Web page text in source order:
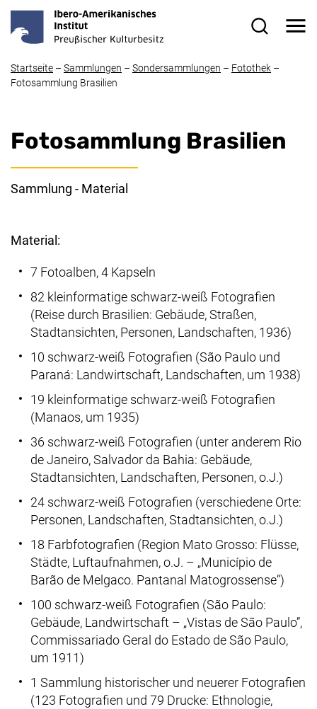
Startseite – Sammlungen – Sondersammlungen – Fotothek –
Fotosammlung Brasilien
Fotosammlung Brasilien
Sammlung - Material
Material:
7 Fotoalben, 4 Kapseln
82 kleinformatige schwarz-weiß Fotografien
(Reise durch Brasilien: Gebäude, Straßen,
Stadtansichten, Personen, Landschaften, 1936)
10 schwarz-weiß Fotografien (São Paulo und
Paraná: Landwirtschaft, Landschaften, um 1938)
19 kleinformatige schwarz-weiß Fotografien
(Manaos, um 1935)
36 schwarz-weiß Fotografien (unter anderem Rio
de Janeiro, Salvador da Bahia: Gebäude,
Stadtansichten, Landschaften, Personen, o.J.)
24 schwarz-weiß Fotografien (verschiedene Orte:
Personen, Landschaften, Stadtansichten, o.J.)
18 Farbfotografien (Region Mato Grosso: Flüsse,
Städte, Luftaufnahmen, o.J. – „Município de
Barão de Melgaco. Pantanal Matogrossense“)
100 schwarz-weiß Fotografien (São Paulo:
Gebäude, Landwirtschaft – „Vistas de São Paulo”,
Commissariado Geral do Estado de São Paulo,
um 1911)
1 Sammlung historischer und neuerer Fotografien
(123 Fotografien und 79 Drucke: Ethnologie,